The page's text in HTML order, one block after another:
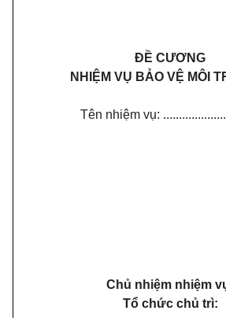
ĐỀ CƯƠNG
NHIỆM VỤ BẢO VỆ MÔI
Tên nhiệm vụ:
Chủ nhiệm nhiệm
Tổ chức chủ trì: